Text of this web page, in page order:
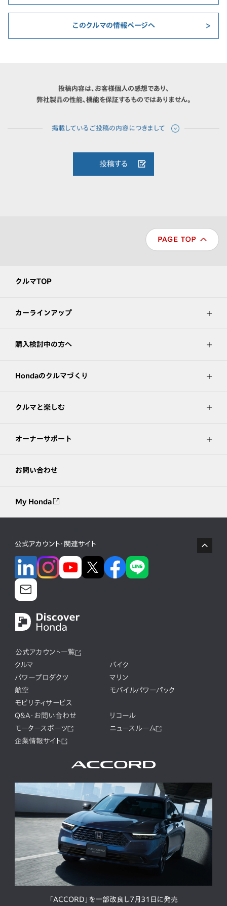
このクルマの情報ページへ
投稿内容は、お客様個人の感想であり、
弊社製品の性能、機能を保証するものではありません。
投稿する
クルマTOP
カーラインアップ
購入検討中の方へ
Hondaのクルマづくり
クルマと楽しむ
オーナーサポート
お問い合わせ
My Honda
公式アカウント・関連サイト
公式アカウント一覧
クルマ
バイク
パワープロダクツ
マリン
航空
モバイルパワーパック
モビリティサービス
Q&A・お問い合わせ
リコール
モータースポーツ
ニュースルーム
企業情報サイト
「ACCORD」を一部改良し7月31日に発売